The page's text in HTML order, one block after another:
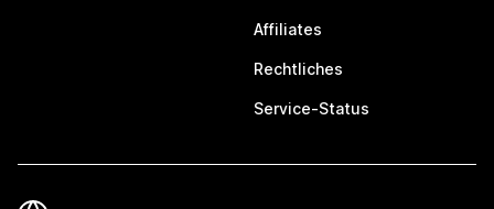
Affiliates
Rechtliches
Service-Status